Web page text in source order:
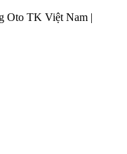
Oto TK Việt Nam |